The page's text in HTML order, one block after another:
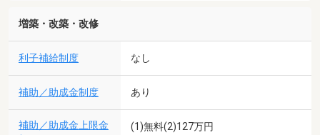
増築・改築・改修
利子補給制度 なし
補助／助成金制度 あり
補助／助成金上限金
(1)無料(2)127万円